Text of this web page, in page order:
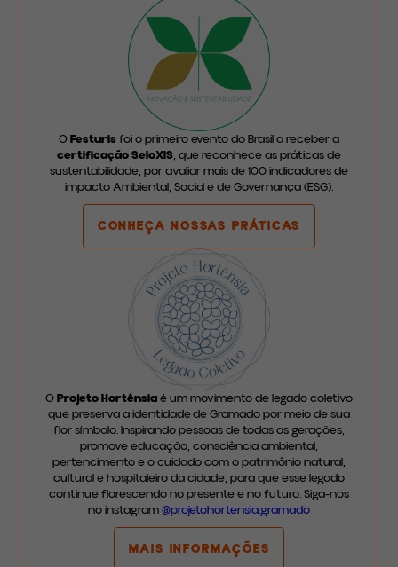
OFesturis foi o primeiro evento do Brasil a receber a
certificação SeloXIS, que reconhece as práticas de
sustentabilidade, por avaliar mais de 100 indicadores de
impacto Ambiental, Social e de Governança (ESG).
CONHEÇA NOSSAS PRÁTICAS
OProjeto Hortênsiaé um movimento de legado coletivo
que preserva a identidade de Gramado por meio de sua
flor símbolo. Inspirando pessoas de todas as gerações,
promove educação, consciência ambiental,
pertencimento e o cuidado com o patrimônio natural,
cultural e hospitaleiro da cidade, para que esse legado
continue florescendo no presente e no futuro. Siga-nos
no instagram@projetohortensia.gramado
MAIS INFORMAÇÕES